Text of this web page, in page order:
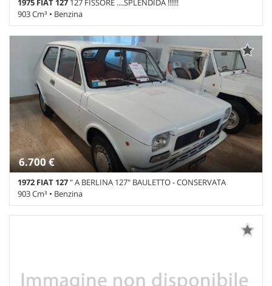
1975 FIAT 127 127 FISSORE ....SPLENDIDA !!!!!!
903 Cm³ • Benzina
94.487 Km • Cambio Manuale • Bianco pastello
6.700 €
1972 FIAT 127 " A BERLINA 127" BAULETTO - CONSERVATA
903 Cm³ • Benzina
94.595 Km • Cambio Manuale • Bianco pastello • 3 Porte • Ruota di